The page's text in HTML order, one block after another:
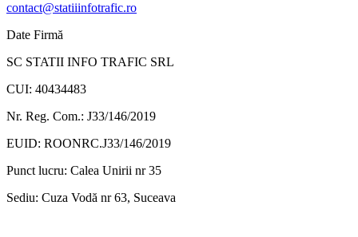
contact@statiiinfotrafic.ro
Date Firmă
SC STATII INFO TRAFIC SRL
CUI: 40434483
Nr. Reg. Com.: J33/146/2019
EUID: ROONRC.J33/146/2019
Punct lucru: Calea Unirii nr 35
Sediu: Cuza Vodă nr 63, Suceava